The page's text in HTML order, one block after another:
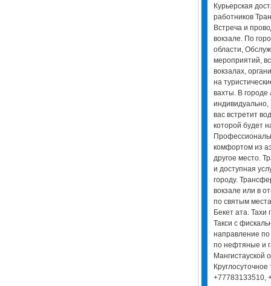
Курьерская
работников
Встреча и
вокзале. По
области,
мероприятий,
вокзалах,
на
вахты. В городе
вас встретит
которой будет
комфортом из
другое место.
и доступная
городу.
вокзале или в
по святым
Бекет ата. Тахи
Такси с
направление по
по нефтяные и
Мангистауской
+77783133510,